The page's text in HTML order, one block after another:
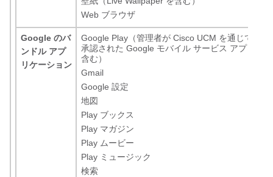
Web ブラウザ
Google のバ
ンドル アプ
リケーション
Google Play（管理者が Cisco UCM を通じて有効
承認された Google モバイル サービス アプリケ
含む）
Gmail
Google 設定
地図
Play ブックス
Play マガジン
Play ムービー
Play ミュージック
検索